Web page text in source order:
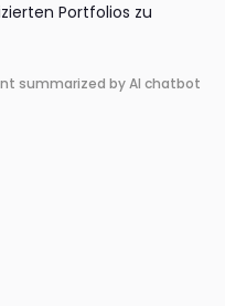
Portfolios zu
summarized by AI chatbot